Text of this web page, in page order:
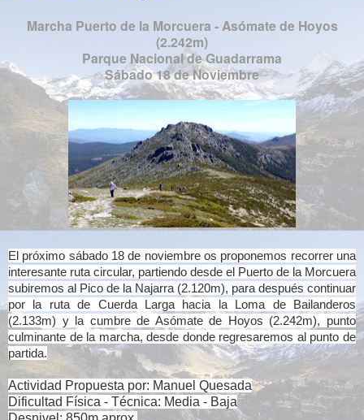
Marcha Puerto de la Morcuera - Asómate de Hoyos
(2.242m)
Parque Nacional de Guadarrama
Sábado 18 de Noviembre
El próximo sábado 18 de noviembre os proponemos recorrer una
interesante ruta circular, partiendo desde el Puerto de la Morcuera
subiremos al Pico de la Najarra (2.120m), para después continuar
por la ruta de Cuerda Larga hacia la Loma de Bailanderos
(2.133m) y la cumbre de Asómate de Hoyos (2.242m), punto
culminante de la marcha, desde donde regresaremos al punto de
partida.
Actividad Propuesta por: Manuel Quesada
Dificultad Física - Técnica: Media - Baja